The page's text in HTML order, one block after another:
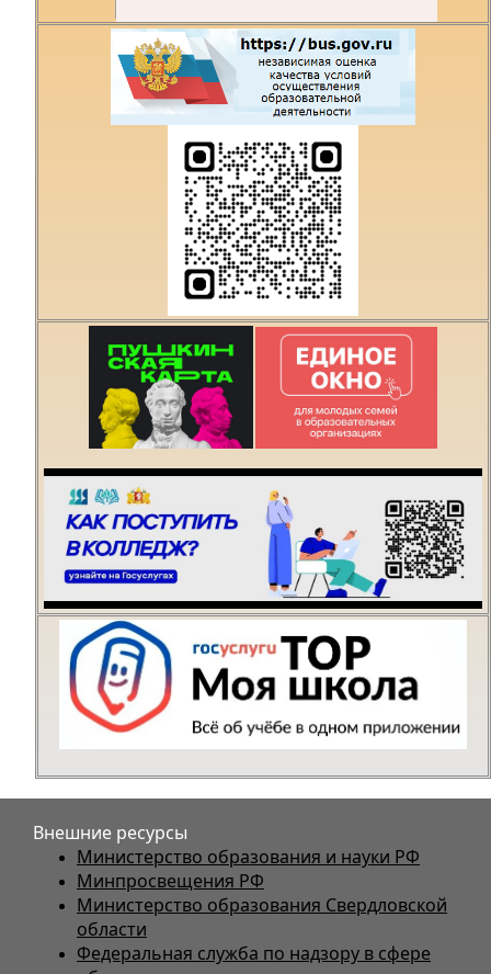
Есть предложения по
организации учебного
процесса или знаете,
как сделать техникум
лучше?
Написать о проблеме
Внешние ресурсы
Министерство образования и науки РФ
Минпросвещения РФ
Министерство образования Свердловской
области
Федеральная служба по надзору в сфере